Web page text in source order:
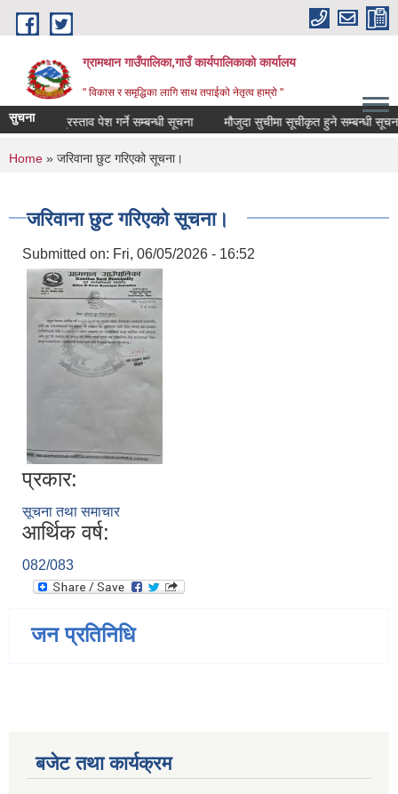
Skip to main content
ग्रामथान गाउँपालिका,गाउँ कार्यपालिकाको कार्यालय
" विकास र समृद्धिका लागि साथ तपाईको नेतृत्व हाम्रो "
सुचना
आर्थिक प्रस्ताव पेश गर्ने सम्बन्धी सूचना मौजुदा सुचीमा सूचीकृत हुने सम्बन्धी सूचना
You are here
Home » जरिवाना छुट गरिएको सूचना।
जरिवाना छुट गरिएको सूचना।
Submitted on: Fri, 06/05/2026 - 16:52
प्रकार:
सूचना तथा समाचार
आर्थिक वर्ष:
082/083
जन प्रतिनिधि
बजेट तथा कार्यक्रम